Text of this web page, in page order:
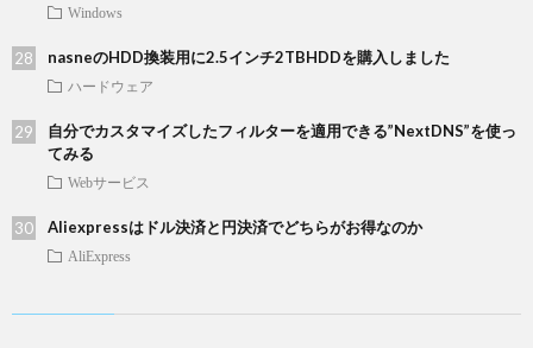
Windows
nasneのHDD換装用に2.5インチ2TBHDDを購入しました
ハードウェア
自分でカスタマイズしたフィルターを適用できる”NextDNS”を使っ
てみる
Webサービス
Aliexpressはドル決済と円決済でどちらがお得なのか
AliExpress